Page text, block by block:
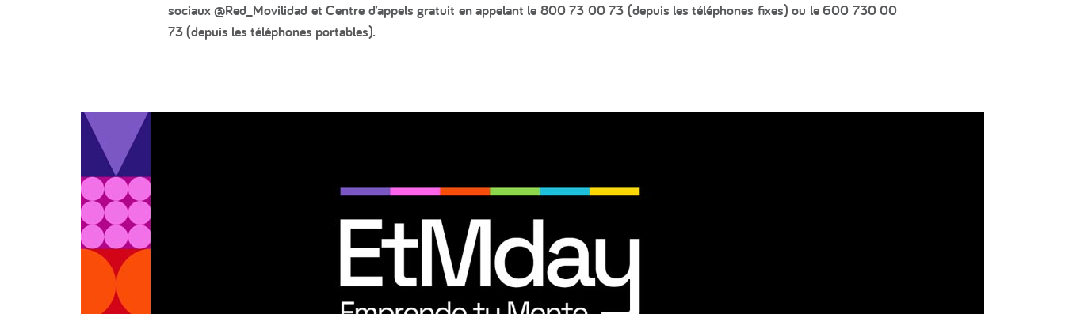
sociaux @Red_Movilidad et Centre d’appels gratuit en appelant le 800 73 00 73 (depuis les téléphones fixes) ou le 600 730 00
73 (depuis les téléphones portables).